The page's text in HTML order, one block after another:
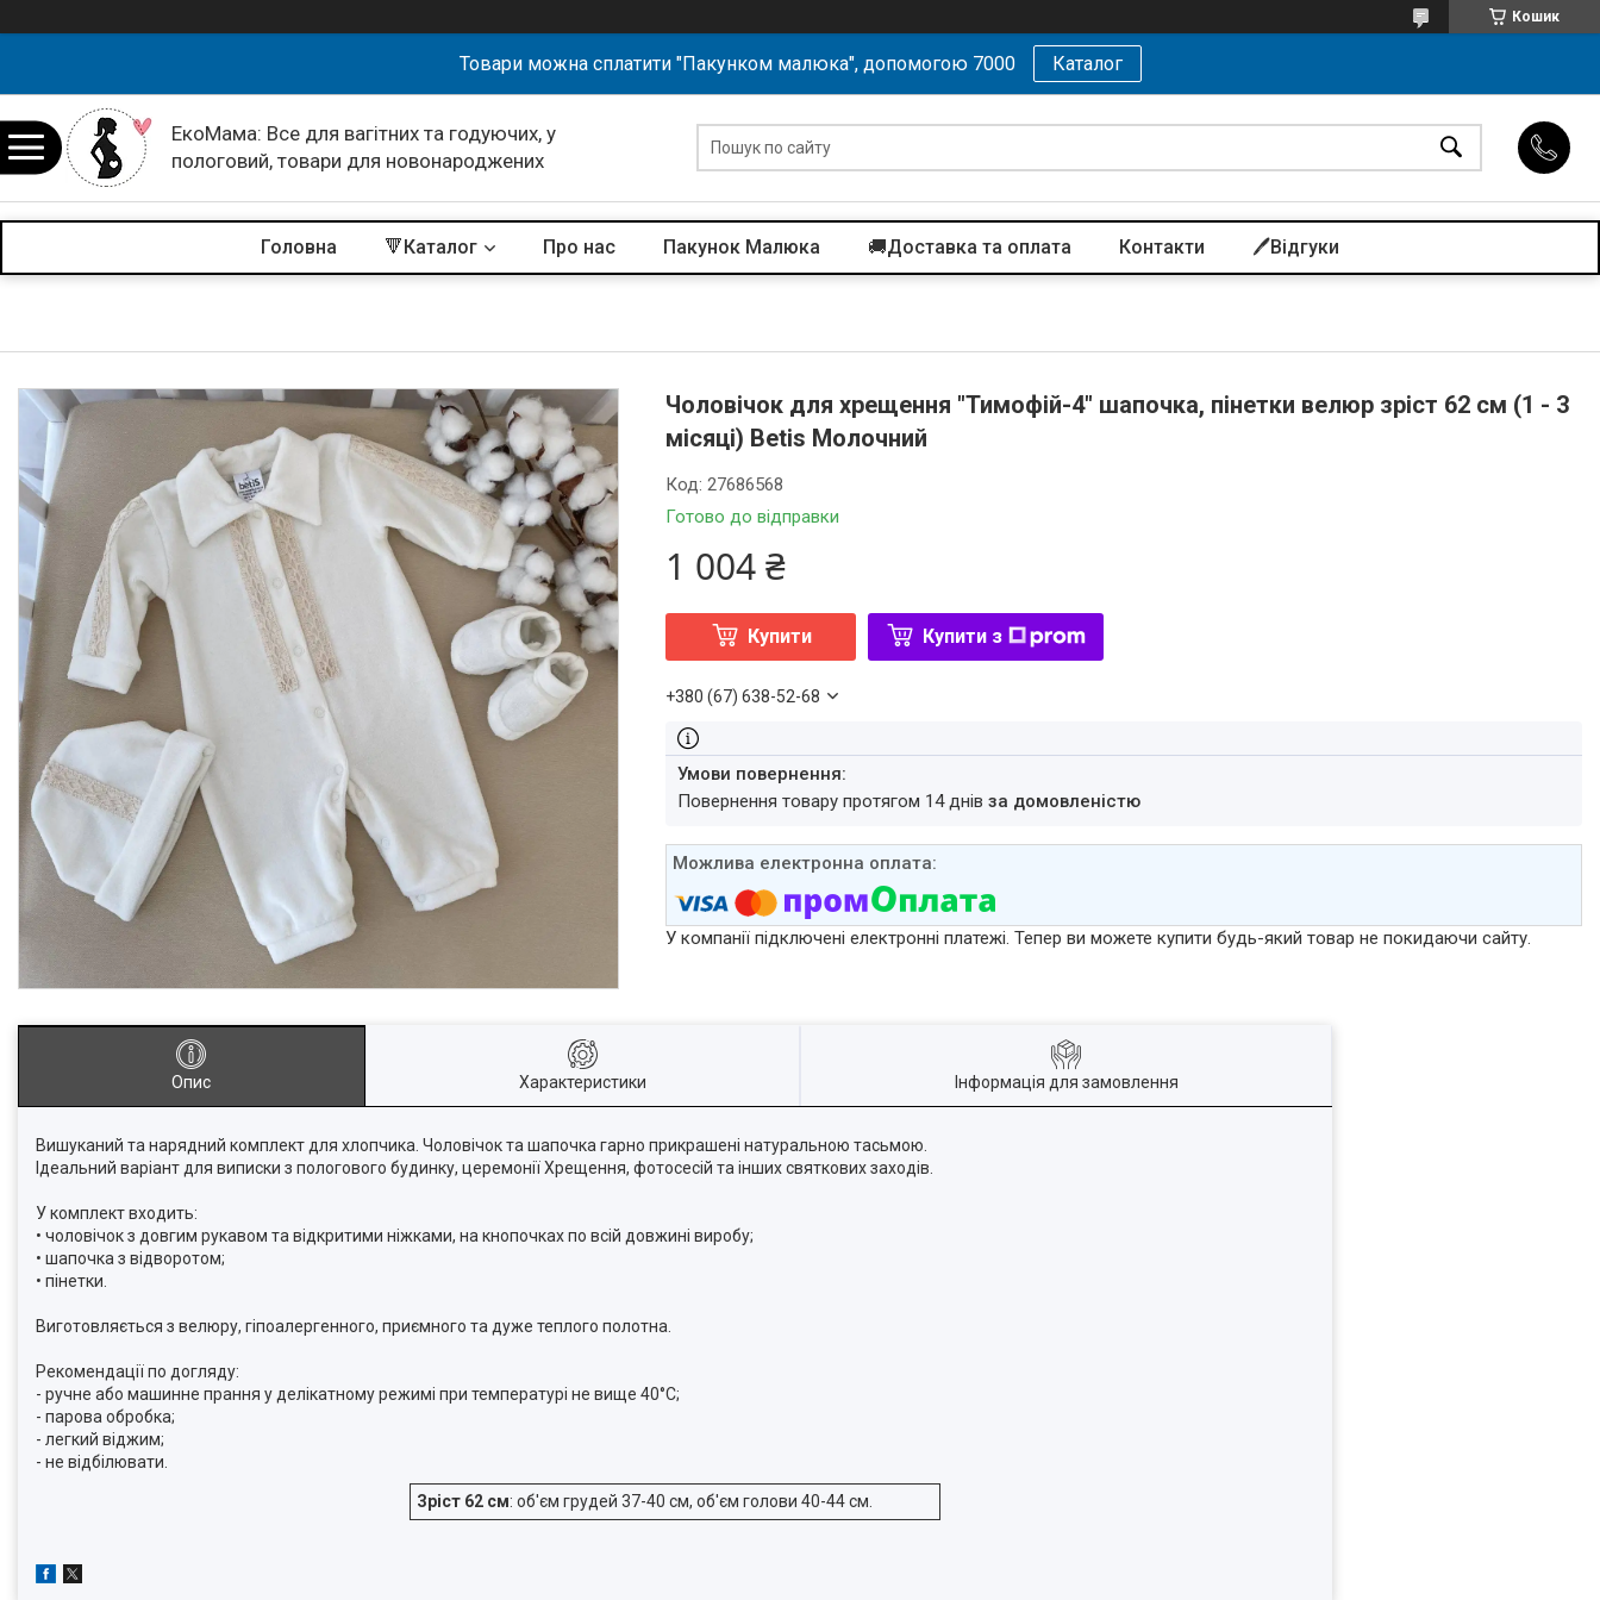
Кошик
Товари можна сплатити "Пакунком малюка", допомогою 7000 Каталог
ЕкоМама: Все для вагітних та годуючих, у
пологовий, товари для новонароджених
Головна 🔻Каталог Про нас Пакунок Малюка 🚚Доставка та оплата Контакти 🖊️Відгуки
Чоловічок для хрещення "Тимофій-4" шапочка, пінетки велюр зріст 62 см (1 - 3
місяці) Betis Молочний
Готово до відправки
Код:27686568
1 004 ₴
Купити Купити з
+380 (67) 638-52-68
повернення товару протягом 14 днівза домовленістю
У компанії підключені електронні платежі. Тепер ви можете купити будь-який товар не покидаючи сайту.
Опис Характеристики Інформація для замовлення
Вишуканий та нарядний комплект для хлопчика. Чоловічок та шапочка гарно прикрашені натуральною тасьмою.
Ідеальний варіант для виписки з пологового будинку, церемонії Хрещення, фотосесій та інших святкових заходів.
У комплект входить:
• чоловічок з довгим рукавом та відкритими ніжками, на кнопочках по всій довжині виробу;
• шапочка з відворотом;
• пінетки.
Виготовляється з велюру, гіпоалергенного, приємного та дуже теплого полотна.
Рекомендації по догляду:
- ручне або машинне прання у делікатному режимі при температурі не вище 40°С;
- парова обробка;
- легкий віджим;
- не відбілювати.
Зріст 62 см: об'єм грудей 37-40 см, об'єм голови 40-44 см.